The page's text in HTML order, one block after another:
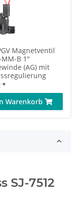
Magnetventil
MM-B 1"
(AG) mit
*
Warenkorb
SJ-7512